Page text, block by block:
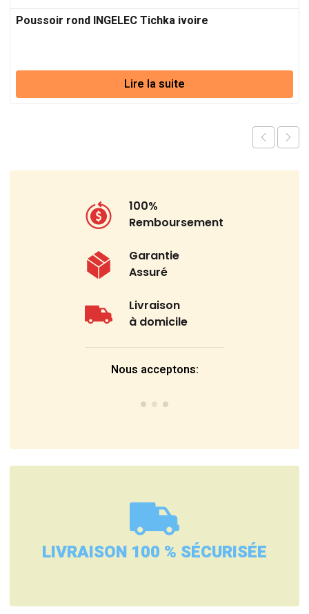
Poussoir rond INGELEC Tichka ivoire
Lire la suite
100%
Remboursement
Garantie
Assuré
Livraison
à domicile
Nous acceptons:
LIVRAISON 100 % SÉCURISÉE